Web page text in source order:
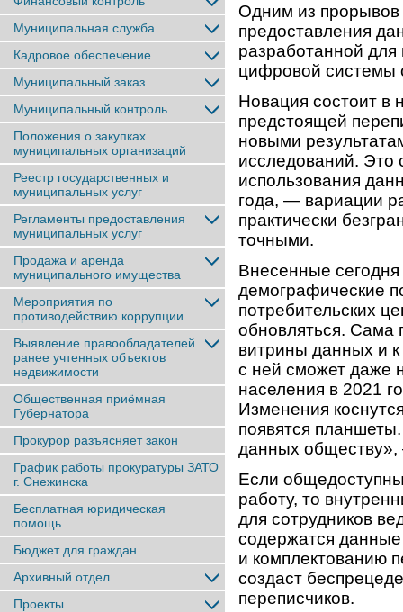
Муниципальная служба
Кадровое обеспечение
Муниципальный заказ
Муниципальный контроль
Положения о закупках
муниципальных организаций
Реестр государственных и
муниципальных услуг
Регламенты предоставления
муниципальных услуг
Продажа и аренда
муниципального имущества
Мероприятия по
противодействию коррупции
Выявление правообладателей
ранее учтенныx объектов
недвижимости
Общественная приёмная
Губернатора
Прокурор разъясняет закон
График работы прокуратуры ЗАТО
г. Снежинска
Бесплатная юридическая
помощь
Бюджет для граждан
Архивный отдел
Проекты
Одним из прорывов
предоставления
разработанной
цифровой системы
Новация состоит в
предстоящей
новыми
исследований. Это
использования
года, — вариации
практически
точными.
Внесенные
демографические
потребительских
обновляться.
витрины данных и к
с ней сможет даже
населения в 2021
Изменения
появятся
данных
Если
работу, то
для сотрудников
содержатся
и комплектованию
создаст
переписчиков.